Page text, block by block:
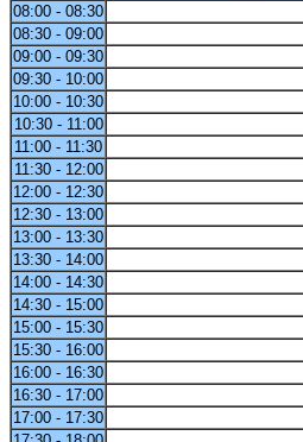
08:00 - 08:30
08:30 - 09:00
09:00 - 09:30
09:30 - 10:00
10:00 - 10:30
10:30 - 11:00
11:00 - 11:30
11:30 - 12:00
12:00 - 12:30
12:30 - 13:00
13:00 - 13:30
13:30 - 14:00
14:00 - 14:30
14:30 - 15:00
15:00 - 15:30
15:30 - 16:00
16:00 - 16:30
16:30 - 17:00
17:00 - 17:30